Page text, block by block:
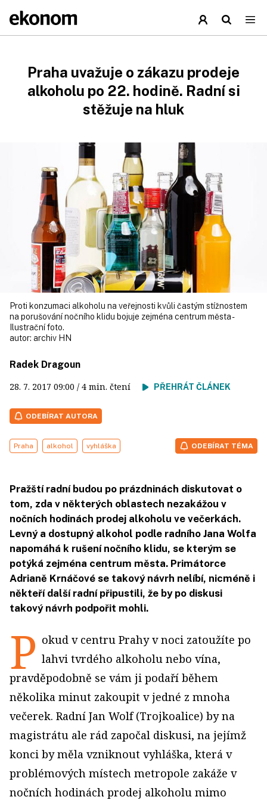
Praha uvažuje o zákazu prodeje
alkoholu po 22. hodině. Radní si
stěžuje na hluk
Proti konzumaci alkoholu na veřejnosti kvůli častým stížnostem
na porušování nočního klidu bojuje zejména centrum města -
Ilustrační foto.
autor: archiv HN
Radek Dragoun
28. 7. 2017 09:00 / 4 min. čtení PŘEHRÁT ČLÁNEK
ODEBÍRAT AUTORA
Praha alkohol vyhláška ODEBÍRAT TÉMA
Pražští radní budou po prázdninách diskutovat o
tom, zda v některých oblastech nezakážou v
nočních hodinách prodej alkoholu ve večerkách.
Levný a dostupný alkohol podle radního Jana Wolfa
napomáhá k rušení nočního klidu, se kterým se
potýká zejména centrum města. Primátorce
Adrianě Krnáčové se takový návrh nelíbí, nicméně i
někteří další radní připustili, že by po diskusi
takový návrh podpořit mohli.
P okud v centru Prahy v noci zatoužíte po
lahvi tvrdého alkoholu nebo vína,
pravděpodobně se vám ji podaří během
několika minut zakoupit v jedné z mnoha
večerek. Radní Jan Wolf (Trojkoalice) by na
magistrátu ale rád započal diskusi, na jejímž
konci by měla vzniknout vyhláška, která v
problémových místech metropole zakáže v
nočních hodinách prodej alkoholu mimo